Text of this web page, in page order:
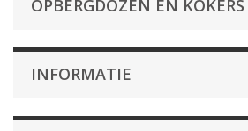
OPBERGDOZEN EN KOKERS
INFORMATIE